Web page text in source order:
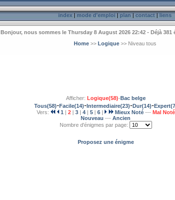
index|mode d'emploi|plan|contact|liens
Bonjour, nous sommes le Thursday 8 August 2026 22:42 - Déjà 381
Home>> Logique>> Niveau tous
Afficher: Logique(58)-Bac belge
Tous(58)-Facile(14)-Intermediaire(23)-Dur(14)-
Vers:
1 | 2| 3| 4| 5| 6| Mieux Noté--- Mal Noté
Nouveau --- Ancien
Nombre d'énigmes par page:
Proposez une énigme